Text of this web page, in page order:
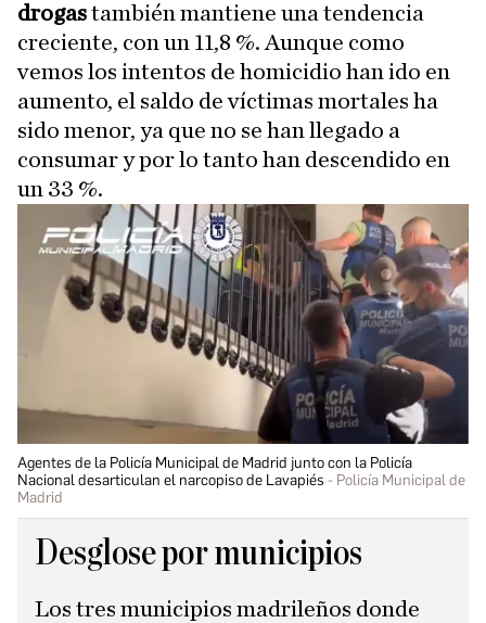
drogastambién mantiene una tendencia
creciente, con un 11,8 %. Aunque como
vemos los intentos de homicidio han ido en
aumento, el saldo de víctimas mortales ha
sido menor, ya que no se han llegado a
consumar y por lo tanto han descendido en
un 33 %.
Agentes de la Policía Municipal de Madrid junto con la Policía
Nacional desarticulan el narcopiso de Lavapiés
Policía Municipal de
Madrid
Desglose por municipios
Los tres municipios madrileños donde